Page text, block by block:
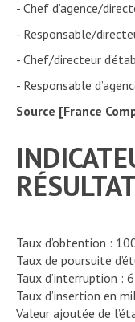
- Chef d’agence/
- Responsable/
- Chef/directeur
- Responsable
Source [France
Taux d’obtention :
Taux de poursuite
Taux d’interruption :
Taux d’insertion en
Valeur ajoutée de